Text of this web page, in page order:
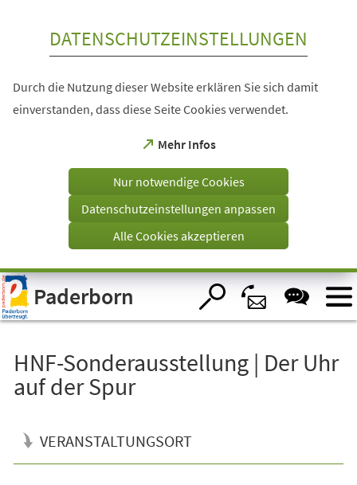
Visuelle
Assistenzsoftware
öffnen.
DATENSCHUTZEINSTELLUNGEN
Durch die Nutzung dieser Website erklären Sie sich damit
einverstanden, dass diese Seite Cookies verwendet.
Mehr Infos
(Öffnet
einem
Tab)
Nur notwendige Cookies
Datenschutzeinstellungen anpassen
Alle Cookies akzeptieren
Paderborn
HNF-Sonderausstellung | Der Uhr
auf der Spur
VERANSTALTUNGSORT